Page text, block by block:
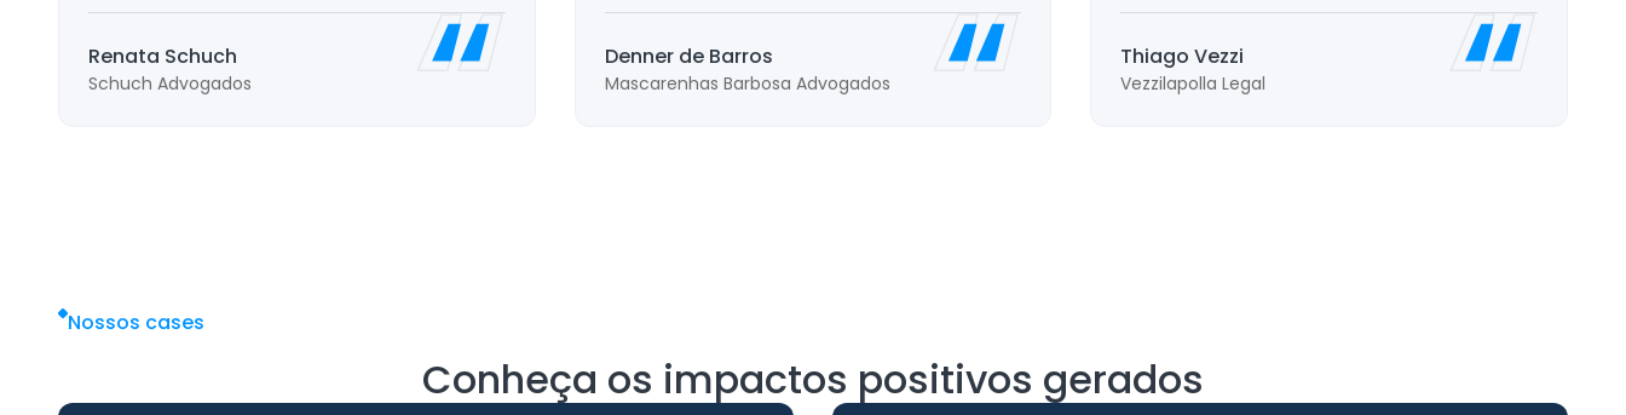
Renata Schuch
Schuch Advogados
Denner de Barros
Mascarenhas Barbosa Advogados
Thiago Vezzi
Vezzilapolla Legal
Nossos cases
Conheça os impactos positivos gerados